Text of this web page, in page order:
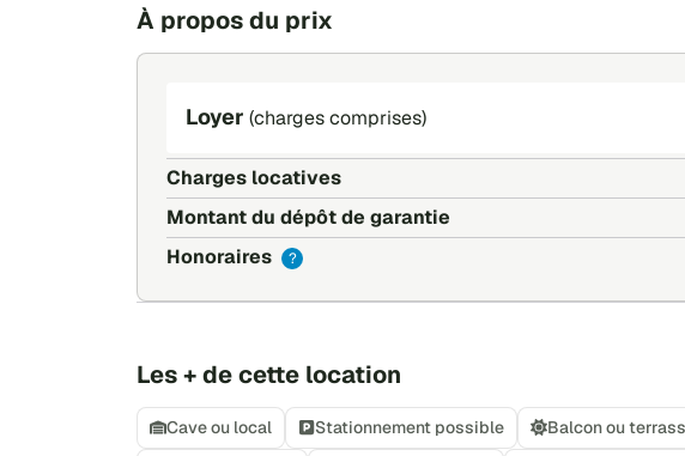
À propos du prix
Loyer (charges comprises)
Charges locatives
Montant du dépôt de garantie
Honoraires
?
Les + de cette location
Cave ou local Stationnement possible Balcon ou